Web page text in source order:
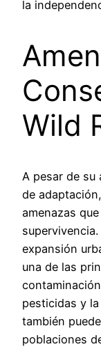
la
Wild
A pesar de su
de
amenazas
expansión
una de las
pesticidas y
también
poblaciones